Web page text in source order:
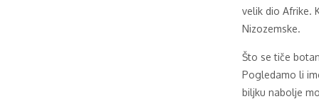
velik dio Afrike.
Nizozemske.
Što se tiče
Pogledamo li
biljku nabolje